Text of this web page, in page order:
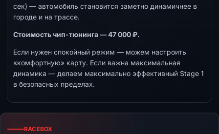
сек) — автомобиль становится заметно динамичнее в
городе и на трассе.
Стоимость чип-тюнинга — 47 000 ₽.
Если нужен спокойный режим — можем настроить
«комфортную» карту. Если важна максимальная
динамика — делаем максимально эффективный Stage 1
в безопасных пределах.
RACEBOX